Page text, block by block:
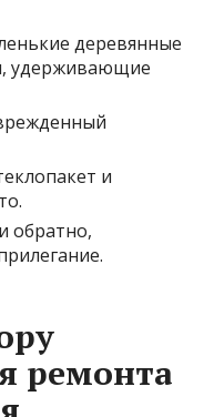
деревянные
удерживающие
и
обратно,
ремонта